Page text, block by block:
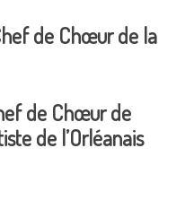
de Chœur de la
de Chœur de
de l’Orléanais